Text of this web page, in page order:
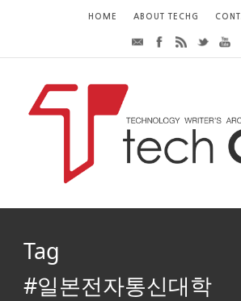
HOME ABOUT TECHG
Tag
#일본전자통신대학